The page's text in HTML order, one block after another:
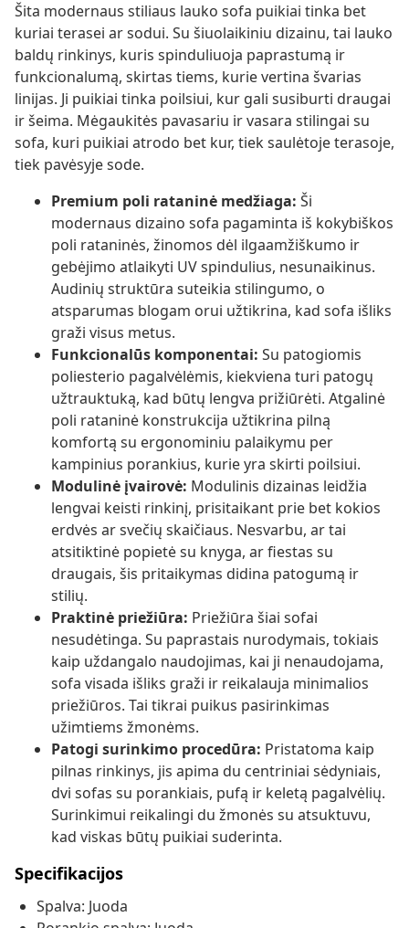
Šita modernaus stiliaus lauko sofa puikiai tinka bet
kuriai terasei ar sodui. Su šiuolaikiniu dizainu, tai lauko
baldų rinkinys, kuris spinduliuoja paprastumą ir
funkcionalumą, skirtas tiems, kurie vertina švarias
linijas. Ji puikiai tinka poilsiui, kur gali susiburti draugai
ir šeima. Mėgaukitės pavasariu ir vasara stilingai su
sofa, kuri puikiai atrodo bet kur, tiek saulėtoje terasoje,
tiek pavėsyje sode.
Premium poli rataninė medžiaga: Ši
modernaus dizaino sofa pagaminta iš kokybiškos
poli rataninės, žinomos dėl ilgaamžiškumo ir
gebėjimo atlaikyti UV spindulius, nesunaikinus.
Audinių struktūra suteikia stilingumo, o
atsparumas blogam orui užtikrina, kad sofa išliks
graži visus metus.
Funkcionalūs komponentai: Su patogiomis
poliesterio pagalvėlėmis, kiekviena turi patogų
užtrauktuką, kad būtų lengva prižiūrėti. Atgalinė
poli rataninė konstrukcija užtikrina pilną
komfortą su ergonominiu palaikymu per
kampinius porankius, kurie yra skirti poilsiui.
Modulinė įvairovė: Modulinis dizainas leidžia
lengvai keisti rinkinį, prisitaikant prie bet kokios
erdvės ar svečių skaičiaus. Nesvarbu, ar tai
atsitiktinė popietė su knyga, ar fiestas su
draugais, šis pritaikymas didina patogumą ir
stilių.
Praktinė priežiūra: Priežiūra šiai sofai
nesudėtinga. Su paprastais nurodymais, tokiais
kaip uždangalo naudojimas, kai ji nenaudojama,
sofa visada išliks graži ir reikalauja minimalios
priežiūros. Tai tikrai puikus pasirinkimas
užimtiems žmonėms.
Patogi surinkimo procedūra: Pristatoma kaip
pilnas rinkinys, jis apima du centriniai sėdyniais,
dvi sofas su porankiais, pufą ir keletą pagalvėlių.
Surinkimui reikalingi du žmonės su atsuktuvu,
kad viskas būtų puikiai suderinta.
Specifikacijos
Spalva: Juoda